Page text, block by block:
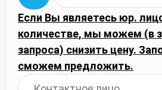
Если Вы являетесь юр.
количестве, мы можем (в
запроса) снизить цену.
сможем предложить.